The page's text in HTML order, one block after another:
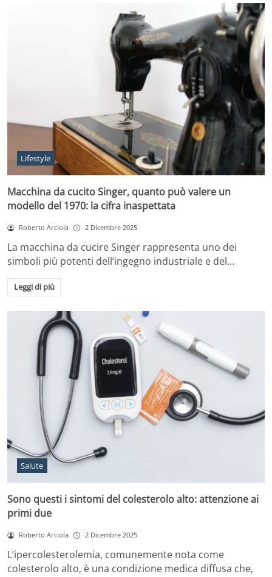
Lifestyle
Macchina da cucito Singer, quanto può valere un
modello del 1970: la cifra inaspettata
Roberto Arciola 2 Dicembre 2025
La macchina da cucire Singer rappresenta uno dei
simboli più potenti dell’ingegno industriale e del…
Leggi di più
Salute
Sono questi i sintomi del colesterolo alto: attenzione ai
primi due
Roberto Arciola 2 Dicembre 2025
L’ipercolesterolemia, comunemente nota come
colesterolo alto, è una condizione medica diffusa che,